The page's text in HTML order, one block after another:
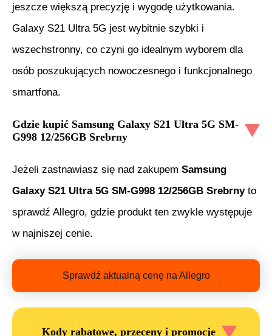
jeszcze większą precyzję i wygodę użytkowania.
Galaxy S21 Ultra 5G jest wybitnie szybki i
wszechstronny, co czyni go idealnym wyborem dla
osób poszukujących nowoczesnego i funkcjonalnego
smartfona.
Gdzie kupić Samsung Galaxy S21 Ultra 5G SM-
G998 12/256GB Srebrny
Jeżeli zastnawiasz się nad zakupem Samsung
Galaxy S21 Ultra 5G SM-G998 12/256GB Srebrnyto
sprawdź Allegro, gdzie produkt ten zwykle występuje
w najniszej cenie.
Sprawdź aktualną cenę na Allegro
Kody rabatowe, przeceny i promocje